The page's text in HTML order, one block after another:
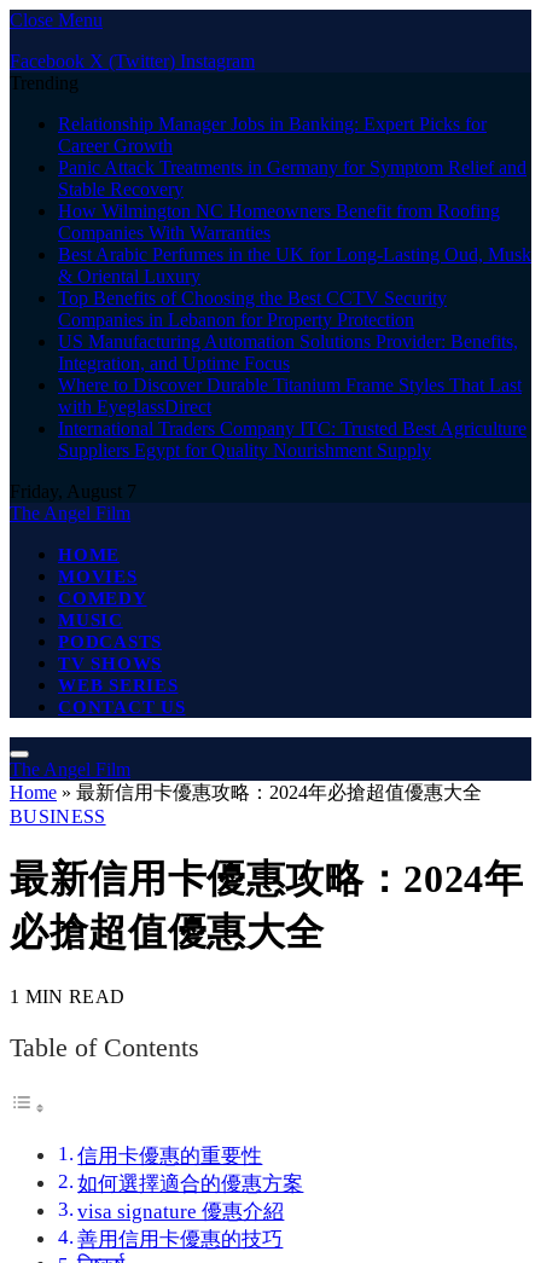
Close Menu
Facebook X (Twitter) Instagram
Trending
Relationship Manager Jobs in Banking: Expert Picks for
Career Growth
Panic Attack Treatments in Germany for Symptom Relief and
Stable Recovery
How Wilmington NC Homeowners Benefit from Roofing
Companies With Warranties
Best Arabic Perfumes in the UK for Long-Lasting Oud, Musk
& Oriental Luxury
Top Benefits of Choosing the Best CCTV Security
Companies in Lebanon for Property Protection
US Manufacturing Automation Solutions Provider: Benefits,
Integration, and Uptime Focus
Where to Discover Durable Titanium Frame Styles That Last
with EyeglassDirect
International Traders Company ITC: Trusted Best Agriculture
Suppliers Egypt for Quality Nourishment Supply
Friday, August 7
The Angel Film
HOME
MOVIES
COMEDY
MUSIC
PODCASTS
TV SHOWS
WEB SERIES
CONTACT US
The Angel Film
Home » 最新信用卡優惠攻略：2024年必搶超值優惠大全
BUSINESS
最新信用卡優惠攻略：2024年
必搶超值優惠大全
1 MIN READ
Table of Contents
信用卡優惠的重要性
如何選擇適合的優惠方案
visa signature 優惠介紹
善用信用卡優惠的技巧